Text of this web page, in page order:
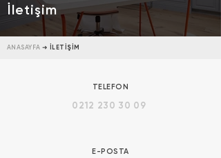
İletişim
ANASAYFA ➜ İLETİŞİM
TELEFON
0212 230 30 09
E-POSTA